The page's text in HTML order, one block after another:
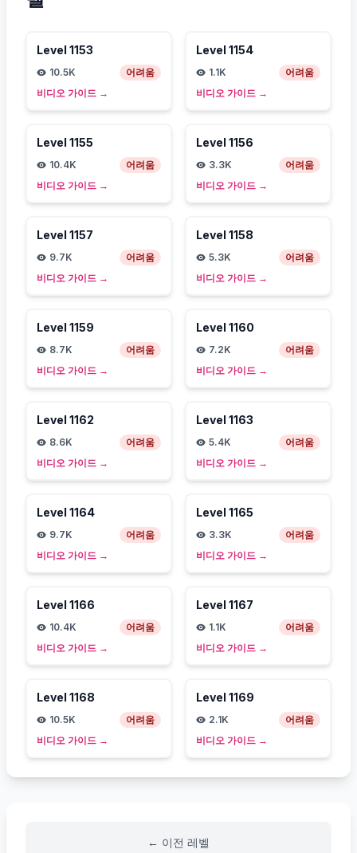
Level 1153
10.5K
어려움
비디오 가이드 →
Level 1154
1.1K
어려움
비디오 가이드 →
Level 1155
10.4K
어려움
비디오 가이드 →
Level 1156
3.3K
어려움
비디오 가이드 →
Level 1157
9.7K
어려움
비디오 가이드 →
Level 1158
5.3K
어려움
비디오 가이드 →
Level 1159
8.7K
어려움
비디오 가이드 →
Level 1160
7.2K
어려움
비디오 가이드 →
Level 1162
8.6K
어려움
비디오 가이드 →
Level 1163
5.4K
어려움
비디오 가이드 →
Level 1164
9.7K
어려움
비디오 가이드 →
Level 1165
3.3K
어려움
비디오 가이드 →
Level 1166
10.4K
어려움
비디오 가이드 →
Level 1167
1.1K
어려움
비디오 가이드 →
Level 1168
10.5K
어려움
비디오 가이드 →
Level 1169
2.1K
어려움
비디오 가이드 →
← 이전 레벨